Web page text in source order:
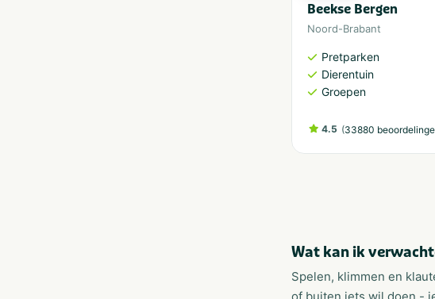
Beekse Bergen
Noord-Brabant
Pretparken
Dierentuin
Groepen
4.5 (33880
Wat kan ik
Spelen, klimmen en